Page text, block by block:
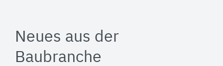
Neues aus der
Baubranche